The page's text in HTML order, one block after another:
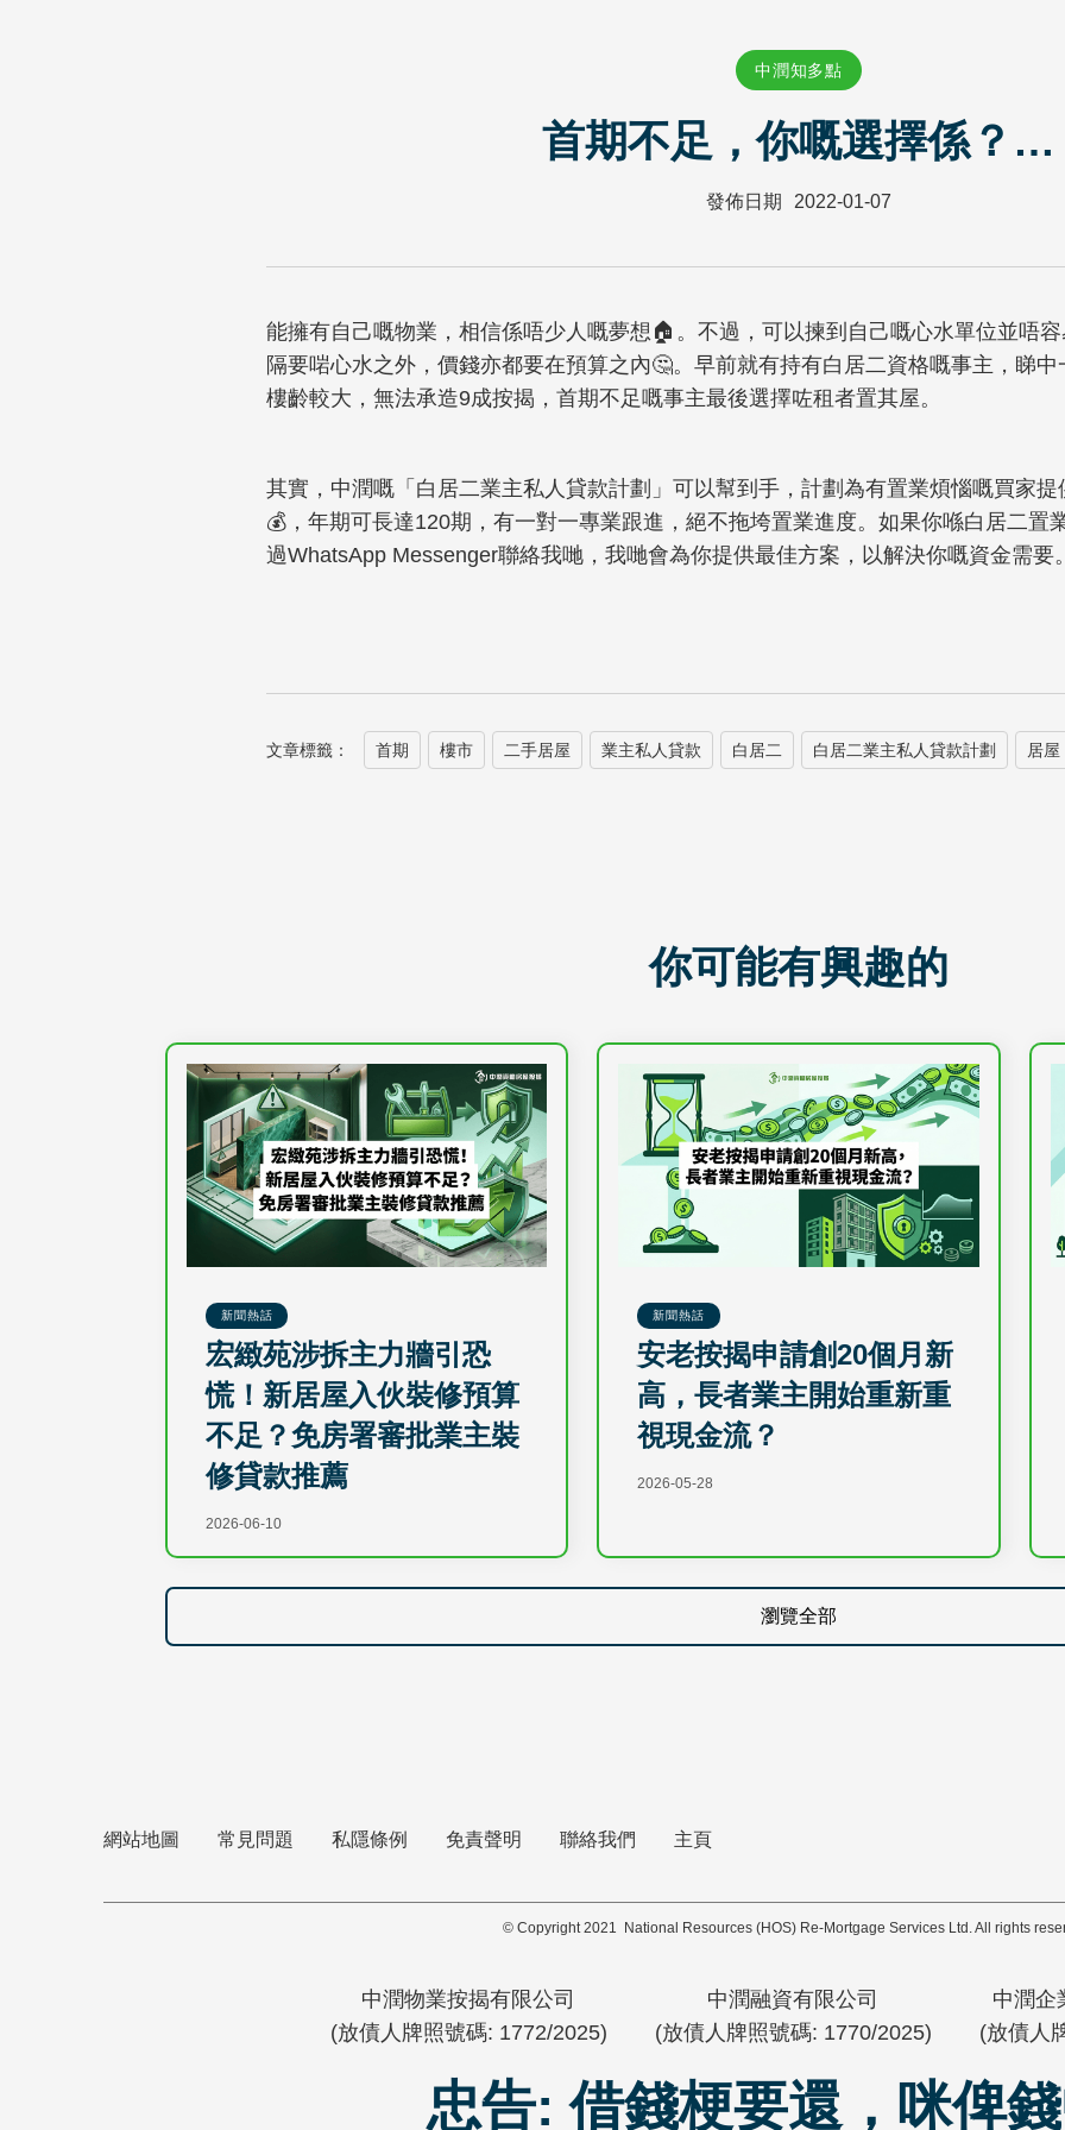
中潤知多點
首期不足，你嘅選擇係？…
發佈日期 2022-01-07
能擁有自己嘅物業，相信係唔少人嘅夢想🏠。不過，可以揀到自己嘅心水單位並唔
隔要啱心水之外，價錢亦都要在預算之內🤔。早前就有持有白居二資格嘅事主，睇
樓齡較大，無法承造9成按揭，首期不足嘅事主最後選擇咗租者置其屋。
其實，中潤嘅「白居二業主私人貸款計劃」可以幫到手，計劃為有置業煩惱嘅買家
💰，年期可長達120期，有一對一專業跟進，絕不拖垮置業進度。如果你喺白居二置
過WhatsApp Messenger聯絡我哋，我哋會為你提供最佳方案，以解決你嘅資金需要
文章標籤： 首期 樓市 二手居屋 業主私人貸款 白居二 白居二業主私人貸款計劃 居屋
你可能有興趣的
新聞熱話
宏緻苑涉拆主力牆引恐
慌！新居屋入伙裝修預算
不足？免房署審批業主裝
修貸款推薦
2026-06-10
新聞熱話
安老按揭申請創20個月新
高，長者業主開始重新重
視現金流？
2026-05-28
瀏覽全部
網站地圖 常見問題 私隱條例 免責聲明 聯絡我們 主頁
© Copyright 2021 National Resources (HOS) Re-Mortgage Services Ltd. All rights
中潤物業按揭有限公司
(放債人牌照號碼: 1772/2025)
中潤融資有限公司
(放債人牌照號碼: 1770/2025)
中潤企
(放債人
忠告: 借錢梗要還，咪俾